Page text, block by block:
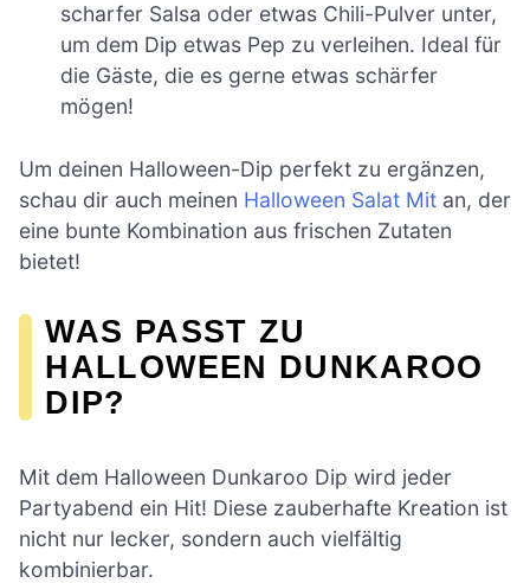
scharfer Salsa oder etwas Chili-Pulver unter,
um dem Dip etwas Pep zu verleihen. Ideal für
die Gäste, die es gerne etwas schärfer
mögen!
Um deinen Halloween-Dip perfekt zu ergänzen,
schau dir auch meinen Halloween Salat Mit an, der
eine bunte Kombination aus frischen Zutaten
bietet!
WAS PASST ZU
HALLOWEEN DUNKAROO
DIP?
Mit dem Halloween Dunkaroo Dip wird jeder
Partyabend ein Hit! Diese zauberhafte Kreation ist
nicht nur lecker, sondern auch vielfältig
kombinierbar.